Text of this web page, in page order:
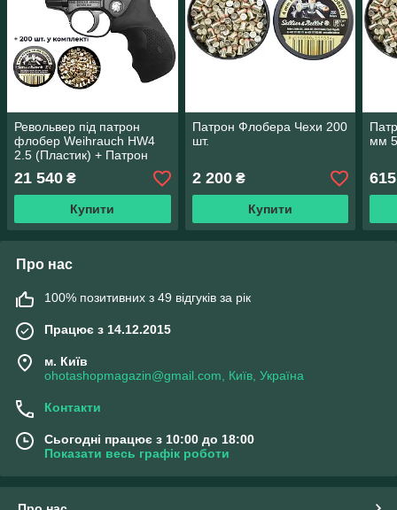
Револьвер під патрон
флобер Weihrauch HW4
2.5 (Пластик) + Патрон
Флобера Чехи 4 мм 200
шт.
21 540 ₴
Купити
Патрон Флобера Чехи 200
шт.
2 200₴
Купити
мм
615
Про нас
100% позитивних з 49 відгуків за рік
Працює з 14.12.2015
м. Київ
ohotashopmagazin@gmail.com, Київ, Україна
Контакти
Сьогодні працює з 10:00 до 18:00
Показати весь графік роботи